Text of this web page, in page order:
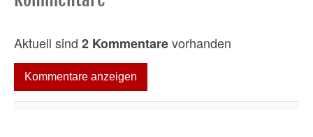
Aktuell sind 2 Kommentarevorhanden
Kommentare anzeigen